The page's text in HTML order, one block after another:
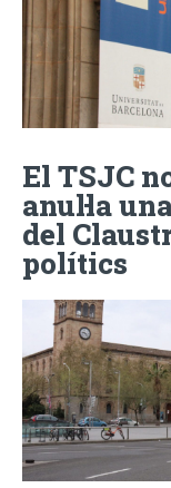
El TSJC
anul·la
del
polítics